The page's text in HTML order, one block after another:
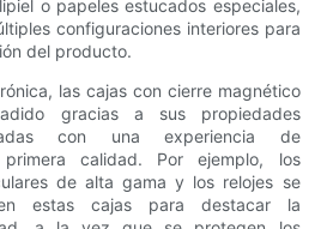
o papeles estucados especiales,
configuraciones interiores para
del producto.
las cajas con cierre magnético
gracias a sus propiedades
con una experiencia de
calidad. Por ejemplo, los
de alta gama y los relojes se
estas cajas para destacar la